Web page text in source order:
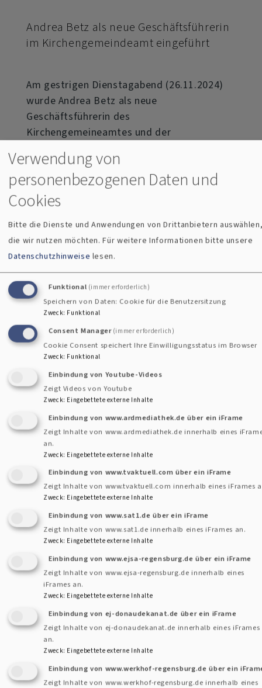
Andrea Betz als neue Geschäftsführerin
im Kirchengemeindeamt eingeführt
Am gestrigen Dienstagabend (26.11.2024)
wurde Andrea Betz als neue
Geschäftsführerin des
Kirchengemeineamtes und der
Gesamtkirchengemeinde in ihr Amt
eingeführt. Dazu hatten sich Mitglieder aus
den Kirchengemeinden, der
Gesamtkirchenverwaltung, Mitarbeitende
aus dem Kirchengemeindeamt und
Vertreter aus dem Landeskirchenamt und
der Finanzstelle in Ansbach in der
Markuskirche in Regensburg eingefunden.
Klinikseelsorge, Kinderuniklinik Ostbayern
Ökumenischer Gedenkgottesdienst für
verstorbene Kinder und Jugendliche
Am Sonntag, den 08.12.2024, findet um
15.00 Uhrder ökumenische
Gedenkgottesdienst in der
Kirche St.
Franziskus(Kirchfeldallee 1, 93055
Regensburg-Burgweinting) statt. Das
Motto dazu: "Damit ihr Licht für immer
leuchtet."
Verwendung von
personenbezogenen Daten und
Cookies
Bitte die Dienste und Anwendungen von Drittanbietern
die wir nutzen möchten.Für weitere Informationen bitte unsere
Datenschutzhinweise lesen.
Funktional (immer erforderlich)
Speichern von Daten: Cookie für die Benutzersitzung
Zweck: Funktional
Consent Manager (immer erforderlich)
Cookie Consent speichert Ihre Einwilligungsstatus im Browser
Zweck: Funktional
Einbindung von Youtube-Videos
Zeigt Videos von Youtube
Zweck: Eingebettete externe Inhalte
Einbindung von www.ardmediathek.de über ein iFrame
Zeigt Inhalte von www.ardmediathek.de innerhalb eines
an.
Zweck: Eingebettete externe Inhalte
Einbindung von www.tvaktuell.com über ein iFrame
Zeigt Inhalte von www.tvaktuell.com innerhalb eines iFrames
Zweck: Eingebettete externe Inhalte
Einbindung von www.sat1.de über ein iFrame
Zeigt Inhalte von www.sat1.de innerhalb eines iFrames an.
Zweck: Eingebettete externe Inhalte
Einbindung von www.ejsa-regensburg.de über ein iFrame
Zeigt Inhalte von www.ejsa-regensburg.de innerhalb eines
iFrames an.
Zweck: Eingebettete externe Inhalte
Einbindung von ej-donaudekanat.de über ein iFrame
Zeigt Inhalte von ej-donaudekanat.de innerhalb eines iFrames
an.
Zweck: Eingebettete externe Inhalte
Einbindung von www.werkhof-regensburg.de über ein
Zeigt Inhalte von www.werkhof-regensburg.de innerhalb eines